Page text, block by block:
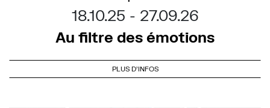
18.10.25
27.09.26
Au filtre des émotions
PLUS D'INFOS